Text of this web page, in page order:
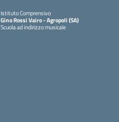
Istituto Comprensivo
Gino Rossi Vairo - Agropoli (SA)
Scuola ad indirizzo musicale